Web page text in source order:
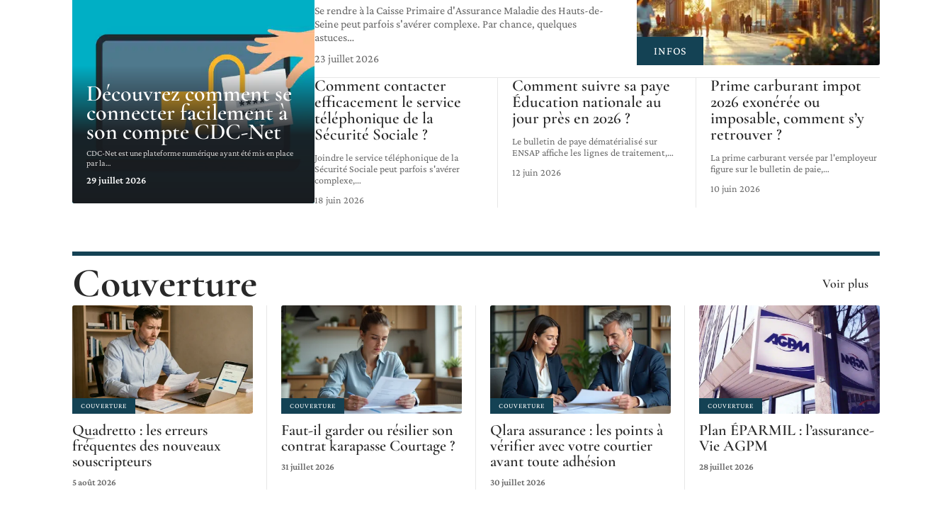
Découvrez comment se
connecter facilement à
son compte CDC-Net
CDC-Net est une plateforme numérique ayant été mis en place
par la…
29 juillet 2026
INFOS
Se rendre à la Caisse Primaire d'Assurance Maladie des Hauts-de-
Seine peut parfois s'avérer complexe. Par chance, quelques
astuces…
23 juillet 2026
Comment contacter
efficacement le service
téléphonique de la
Sécurité Sociale ?
Joindre le service téléphonique de la
Sécurité Sociale peut parfois s'avérer
complexe,…
18 juin 2026
Comment suivre sa paye
Éducation nationale au
jour près en 2026 ?
Le bulletin de paye dématérialisé sur
ENSAP affiche les lignes de traitement,…
12 juin 2026
Prime carburant impot
2026 exonérée ou
imposable, comment s’y
retrouver ?
La prime carburant versée par l'employeur
figure sur le bulletin de paie,…
10 juin 2026
Couverture Voir plus
COUVERTURE
Quadretto : les erreurs
fréquentes des nouveaux
souscripteurs
5 août 2026
COUVERTURE
Faut-il garder ou résilier son
contrat karapasse Courtage ?
31 juillet 2026
COUVERTURE
Qlara assurance : les points à
vérifier avec votre courtier
avant toute adhésion
30 juillet 2026
COUVERTURE
Plan ÉPARMIL : l’assurance-
Vie AGPM
28 juillet 2026